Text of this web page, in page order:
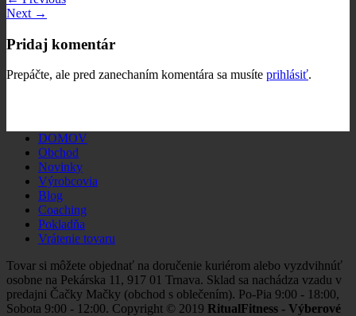
Next →
Pridaj komentár
Prepáčte, ale pred zanechaním komentára sa musíte prihlásiť.
DOMOV
Obchod
Novinky
Výrobcovia
Blog
Coaching
Pokladňa
Vrátenie tovaru
Tovar si môžete objednať na doručenie kuriérom alebo vyzdvihnúť
osobne na Pekárska 11, 917 01 Trnava. Sklad sa nachádza vzadu v
predajni Čačky Mačky (obchod s oblečením). Po-Pia 9:00 - 18:00,
Sobota 9:00 - 12:00. Copyright © 2019 RitualFitness - Výberové